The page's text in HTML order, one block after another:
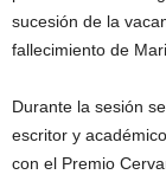
sucesión de la
fallecimiento de
Durante la sesión
escritor y
con el Premio